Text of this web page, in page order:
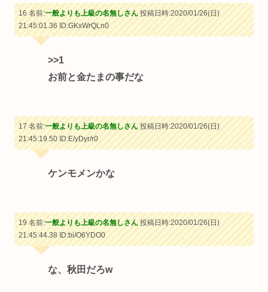
16 名前:一般よりも上級の名無しさん投稿日時:2020/01/26(日)
21:45:01.36ID:GKxWrQLn0
>>1
お前と金たまの事だな
17 名前:一般よりも上級の名無しさん投稿日時:2020/01/26(日)
21:45:19.50ID:E/yDyr/r0
ケンモメンかな
19 名前:一般よりも上級の名無しさん投稿日時:2020/01/26(日)
21:45:44.38ID:bi/O6YDO0
な、秋田だろw